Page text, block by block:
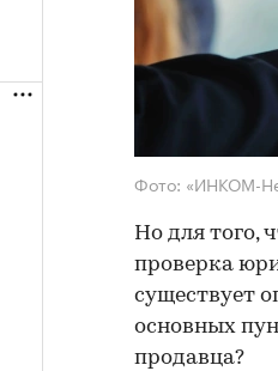
Фото: «ИНКОМ-
Но для того,
проверка
существует
основных
продавца?